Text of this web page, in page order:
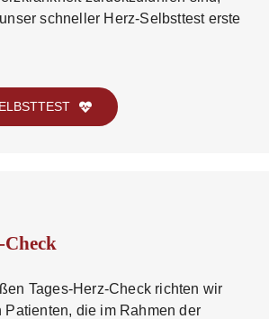
schneller Herz-Selbsttest erste
Check
Tages-Herz-Check richten wir
Patienten, die im Rahmen der